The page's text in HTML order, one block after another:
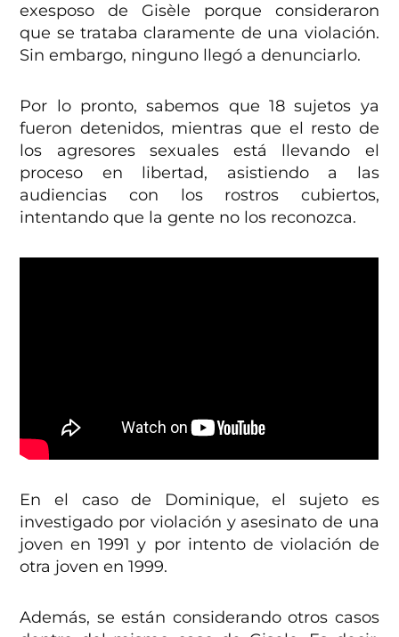
exesposo de Gisèle porque consideraron
que se trataba claramente de una violación.
Sin embargo, ninguno llegó a denunciarlo.
Por lo pronto, sabemos que 18 sujetos ya
fueron detenidos, mientras que el resto de
los agresores sexuales está llevando el
proceso en libertad, asistiendo a las
audiencias con los rostros cubiertos,
intentando que la gente no los reconozca.
En el caso de Dominique, el sujeto es
investigado por violación y asesinato de una
joven en 1991 y por intento de violación de
otra joven en 1999.
Además, se están considerando otros casos